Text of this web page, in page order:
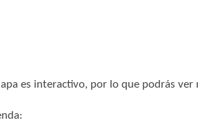
es interactivo, por lo que podrás